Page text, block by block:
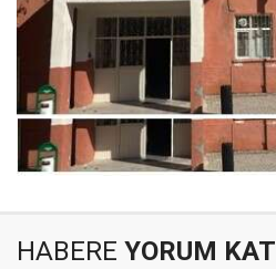
HABERE YORUM KAT